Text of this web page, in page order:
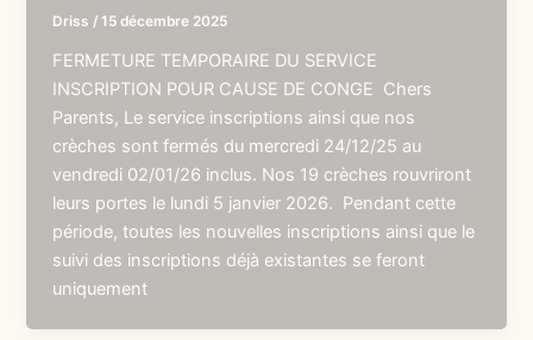
Driss /15 décembre 2025
FERMETURE TEMPORAIRE DU SERVICE
INSCRIPTION POUR CAUSE DE CONGE Chers
Parents, Le service inscriptions ainsi que nos
crèches sont fermés du mercredi 24/12/25 au
vendredi 02/01/26 inclus. Nos 19 crèches rouvriront
leurs portes le lundi 5 janvier 2026. Pendant cette
période, toutes les nouvelles inscriptions ainsi que le
suivi des inscriptions déjà existantes se feront
uniquement